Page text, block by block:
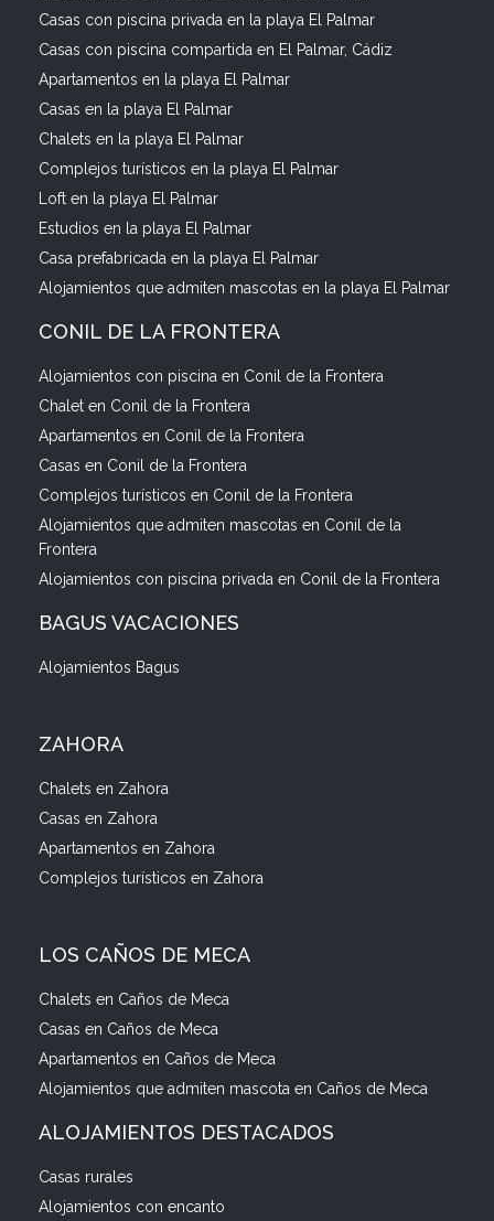
Casas con piscina privada en la playa El Palmar
Casas con piscina compartida en El Palmar, Cádiz
Apartamentos en la playa El Palmar
Casas en la playa El Palmar
Chalets en la playa El Palmar
Complejos turísticos en la playa El Palmar
Loft en la playa El Palmar
Estudios en la playa El Palmar
Casa prefabricada en la playa El Palmar
Alojamientos que admiten mascotas en la playa El Palmar
CONIL DE LA FRONTERA
Alojamientos con piscina en Conil de la Frontera
Chalet en Conil de la Frontera
Apartamentos en Conil de la Frontera
Casas en Conil de la Frontera
Complejos turísticos en Conil de la Frontera
Alojamientos que admiten mascotas en Conil de la
Frontera
Alojamientos con piscina privada en Conil de la Frontera
BAGUS VACACIONES
Alojamientos Bagus
ZAHORA
Chalets en Zahora
Casas en Zahora
Apartamentos en Zahora
Complejos turísticos en Zahora
LOS CAÑOS DE MECA
Chalets en Caños de Meca
Casas en Caños de Meca
Apartamentos en Caños de Meca
Alojamientos que admiten mascota en Caños de Meca
ALOJAMIENTOS DESTACADOS
Casas rurales
Alojamientos con encanto